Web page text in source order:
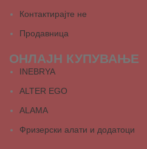
Контактирајте не
Продавница
ОНЛАЈН КУПУВАЊЕ
INEBRYA
ALTER EGO
ALAMA
Фризерски алати и додатоци